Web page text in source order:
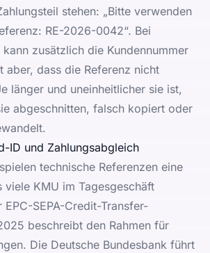
stehen: „Bitte verwenden
RE-2026-0042“. Bei
zusätzlich die Kundennummer
aber, dass die Referenz nicht
länger und uneinheitlicher sie ist,
abgeschnitten, falsch kopiert oder
ID und Zahlungsabgleich
technische Referenzen eine
viele KMU im Tagesgeschäft
EPC-SEPA-Credit-Transfer-
beschreibt den Rahmen für
Die Deutsche Bundesbank führt